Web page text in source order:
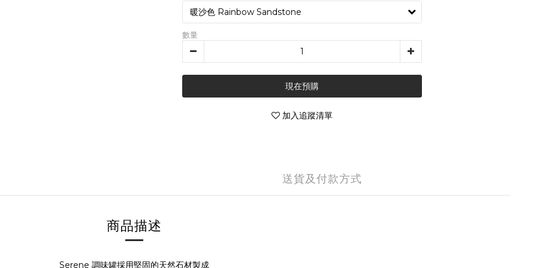
數量
現在預購
加入追蹤清單
送貨及付款方式
商品描述
Serene 調味罐採用堅固的天然石材製成